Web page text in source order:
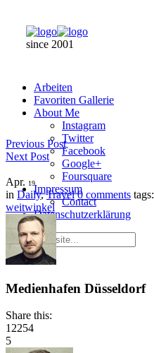
since 2001
Arbeiten
Favoriten Gallerie
About Me
Instagram
Twitter
Facebook
Google+
Foursquare
Impressum
Contact
Datenschutzerklärung
Previous Post
Next Post
Apr. 19
in Daily,Travel 0 comments tags:
weitwinkel
Medienhafen Düsseldorf
Share this:
12254
5